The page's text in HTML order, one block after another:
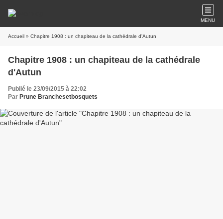
MENU
Accueil » Chapitre 1908 : un chapiteau de la cathédrale d'Autun
Chapitre 1908 : un chapiteau de la cathédrale
d'Autun
Publié le 23/09/2015 à 22:02
Par Prune Branchesetbosquets